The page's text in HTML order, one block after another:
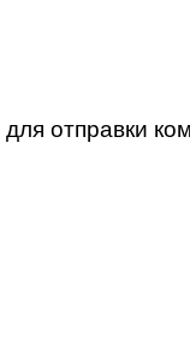
для отправки